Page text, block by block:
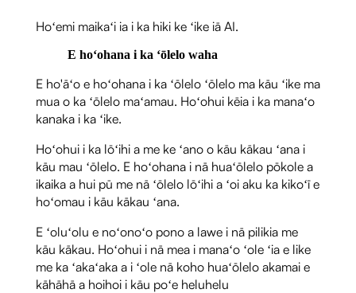
Hoʻemi maikaʻi ia i ka hiki ke ʻike iā AI.
E hoʻohana i ka ʻōlelo waha
E ho'āʻo e hoʻohana i ka ʻōlelo ʻōlelo ma kāu ʻike ma
mua o ka ʻōlelo maʻamau. Hoʻohui kēia i ka manaʻo
kanaka i ka ʻike.
Hoʻohui i ka lōʻihi a me ke ʻano o kāu kākau ʻana i
kāu mau ʻōlelo. E hoʻohana i nā huaʻōlelo pōkole a
ikaika a hui pū me nā ʻōlelo lōʻihi a ʻoi aku ka kikoʻī e
hoʻomau i kāu kākau ʻana.
E ʻoluʻolu e noʻonoʻo pono a lawe i nā pilikia me
kāu kākau. Hoʻohui i nā mea i manaʻo ʻole ʻia e like
me ka ʻakaʻaka a i ʻole nā ​​koho huaʻōlelo akamai e
kāhāhā a hoihoi i kāu poʻe heluhelu